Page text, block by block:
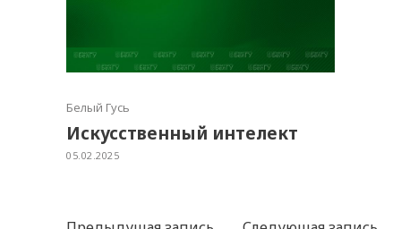
Белый Гусь
Искусственный интелект
05.02.2025